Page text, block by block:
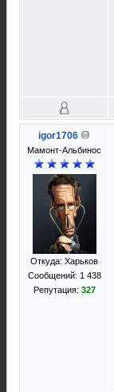
igor1706
Мамонт-Альбинос
Откуда: Харьков
Сообщений: 1 438
Репутация: 327